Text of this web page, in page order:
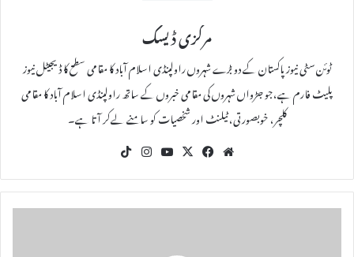
مرکزی ڈیسک
ٹوئن سٹی نیوز پاکستان کے دو بڑے شہروں راولپنڈی اسلام آباد کا مقامی سطح کا ڈیجیٹل نیوز
پلیٹ فارم ہے،جو جڑواں شہروں کی مقامی خبروں کے ساتھ راولپنڈی اسلام آباد کا مقامی
کلچر، خوبصورتی، ٹیلنٹ اور شخصیات کو سامنے لےکر آتا ہے۔
We
bsi
te
Fac
oo
k
X
Yo
ub
e
Ins
tag
ra
m
k